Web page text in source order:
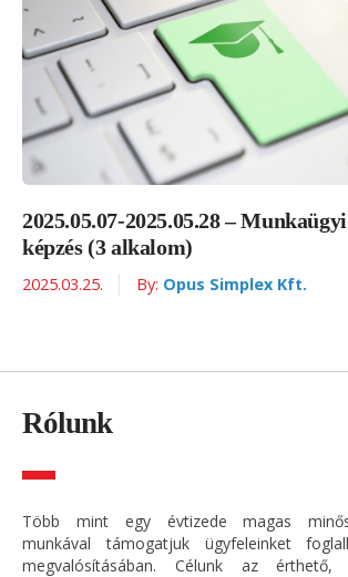
2025.05.07-2025.05.28 –
képzés (3 alkalom)
2025.03.25. By: Opus Simplex Kft.
Rólunk
Több mint egy évtizede magas
munkával támogatjuk ügyfeleinket
megvalósításában. Célunk az érthető,